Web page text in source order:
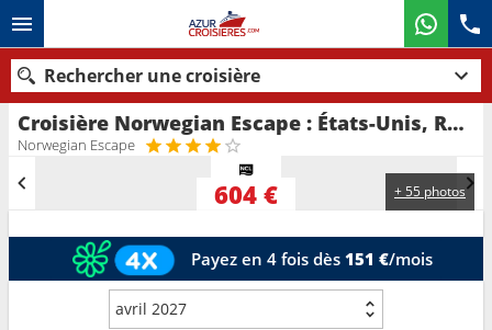
Croisière Norwegian Escape : États-Unis, République Dominicaine, Bahamas au départ de Orlando
Norwegian Escape
+ 55 photos
604 €
Payez en 4 fois dès 151 €/mois
avril 2027
Rechercher une croisière
Nos destinations
Ports Compagnies
Rechercher